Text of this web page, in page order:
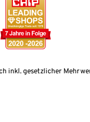
inkl. gesetzlicher